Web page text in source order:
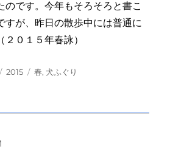
のです。今年もそろそろと書こ
すが、昨日の散歩中には普通に
０１５年春詠）
カ
2015
タ
春, 犬ふぐり